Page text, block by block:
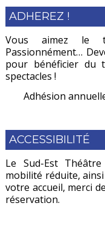
ADHEREZ !
Vous aimez le
Passionnément…
pour bénéficier du
spectacles !
Adhésion
ACCESSIBILITÉ
Le Sud-Est
mobilité réduite,
votre accueil, merci
réservation.